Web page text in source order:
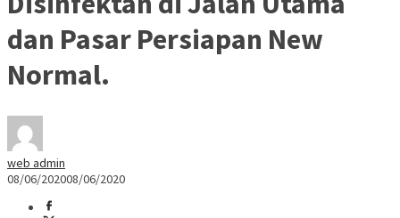
dan Pasar Persiapan New
Normal.
web admin
08/06/202008/06/2020